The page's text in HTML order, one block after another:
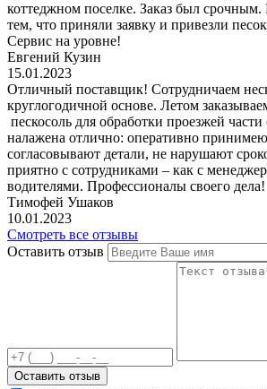
коттеджном поселке. Заказ был
тем, что приняли заявку и привезли
Сервис на уровне!
Евгений Кузин
15.01.2023
Отличный поставщик! Сотрудничаем
круглогодичной основе. Летом
пескосоль для обработки проезжей части
налажена отлично: оперативно
согласовывают детали, не нарушают
приятно с сотрудниками – как с
водителями. Профессионалы своего дела!
Тимофей Ушаков
10.01.2023
Смотреть все отзывы
Оставить отзыв
Оставить отзыв